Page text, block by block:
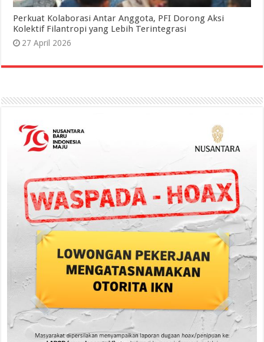
Perkuat Kolaborasi Antar Anggota, PFI Dorong Aksi
Kolektif Filantropi yang Lebih Terintegrasi
27 April 2026